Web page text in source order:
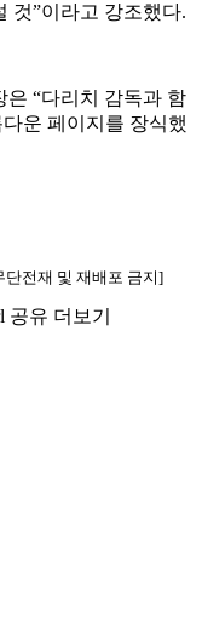
것”이라고 강조했다.
“다리치 감독과 함
운 페이지를 장식했
전재 및 재배포 금지]
공유 더보기